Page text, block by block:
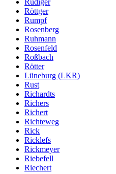
Rüdiger
Röttger
Rumpf
Rosenberg
Ruhmann
Rosenfeld
Roßbach
Rötter
Lüneburg (LKR)
Rust
Richardts
Richers
Richert
Richteweg
Rick
Ricklefs
Rickmeyer
Riebefell
Riechert